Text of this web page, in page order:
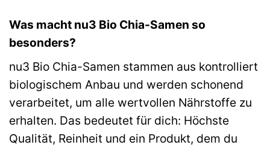
Was macht nu3 Bio Chia-Samen so
besonders?
nu3 Bio Chia-Samen stammen aus kontrolliert
biologischem Anbau und werden schonend
verarbeitet, um alle wertvollen Nährstoffe zu
erhalten. Das bedeutet für dich: Höchste
Qualität, Reinheit und ein Produkt, dem du